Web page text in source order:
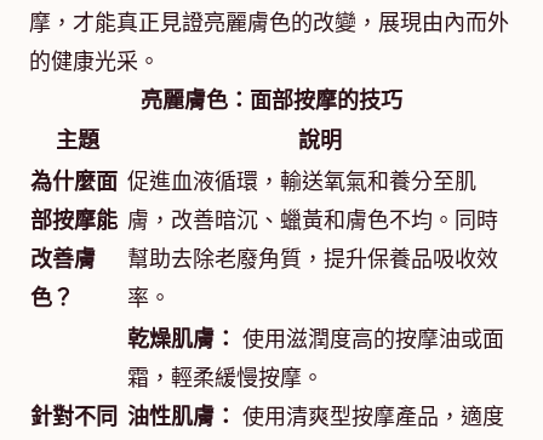
摩，才能真正見證亮麗膚色的改變，展現由內而外
的健康光采。
亮麗膚色：面部按摩的技巧
主題
說明
為什麼面
部按摩能
改善膚
色？
促進血液循環，輸送氧氣和養分至肌
膚，改善暗沉、蠟黃和膚色不均。同時
幫助去除老廢角質，提升保養品吸收效
率。
針對不同
乾燥肌膚： 使用滋潤度高的按摩油或面
霜，輕柔緩慢按摩。
油性肌膚： 使用清爽型按摩產品，適度